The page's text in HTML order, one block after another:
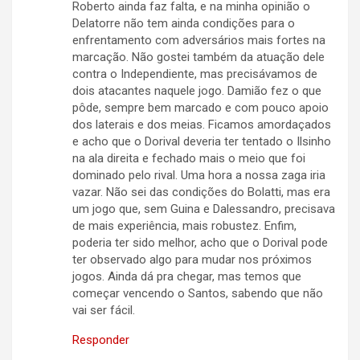
Roberto ainda faz falta, e na minha opinião o
Delatorre não tem ainda condições para o
enfrentamento com adversários mais fortes na
marcação. Não gostei também da atuação dele
contra o Independiente, mas precisávamos de
dois atacantes naquele jogo. Damião fez o que
pôde, sempre bem marcado e com pouco apoio
dos laterais e dos meias. Ficamos amordaçados
e acho que o Dorival deveria ter tentado o Ilsinho
na ala direita e fechado mais o meio que foi
dominado pelo rival. Uma hora a nossa zaga iria
vazar. Não sei das condições do Bolatti, mas era
um jogo que, sem Guina e Dalessandro, precisava
de mais experiência, mais robustez. Enfim,
poderia ter sido melhor, acho que o Dorival pode
ter observado algo para mudar nos próximos
jogos. Ainda dá pra chegar, mas temos que
começar vencendo o Santos, sabendo que não
vai ser fácil.
Responder